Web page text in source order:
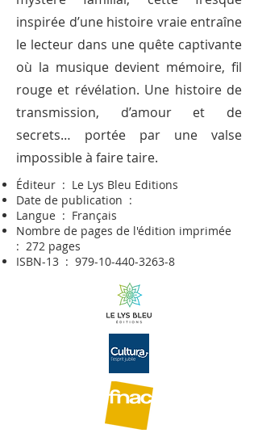
inspirée d’une histoire vraie entraîne
le lecteur dans une quête captivante
où la musique devient mémoire, fil
rouge et révélation. Une histoire de
transmission, d’amour et de
secrets… portée par une valse
impossible à faire taire.
Éditeur ‏ : ‎ Le Lys Bleu Editions
Date de publication ‏ :
Langue ‏ : ‎ Français
Nombre de pages de l'édition imprimée ‏
: ‎ 272 pages
ISBN-13 ‏ : ‎ 979-10-440-3263-8